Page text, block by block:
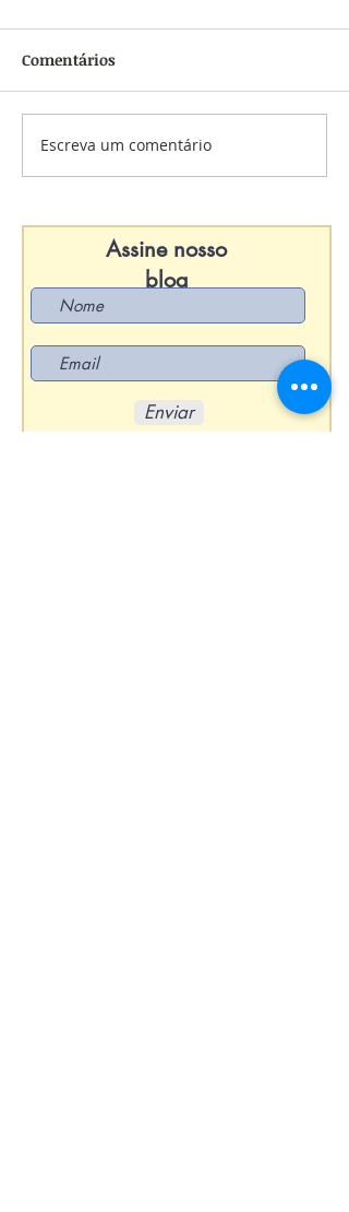
Comentários
Escreva um comentário
Assine nosso
blog
Enviar